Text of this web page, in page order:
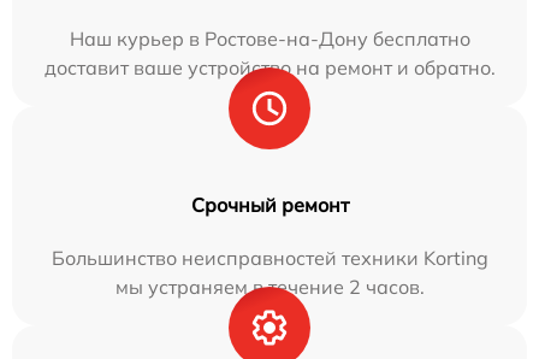
Наш курьер в Ростове-на-Дону бесплатно
доставит ваше устройство на ремонт и обратно.
Срочный ремонт
Большинство неисправностей техники Korting
мы устраняем в течение 2 часов.